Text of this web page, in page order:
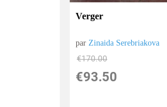
Verger
par Zinaida Serebriakova
€170.00
€93.50